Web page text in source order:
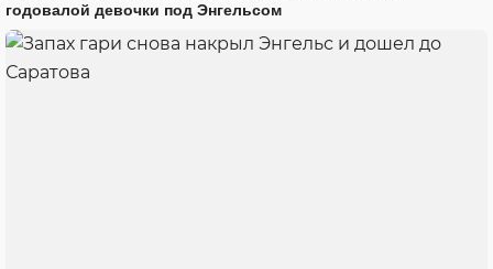
годовалой девочки под Энгельсом